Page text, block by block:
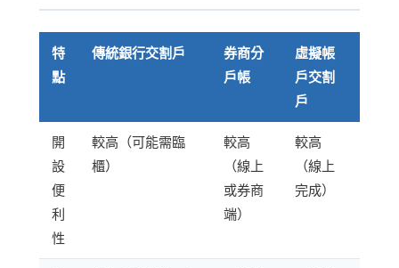
特
點
傳統銀行交割戶
券商分
戶帳
虛擬帳
戶交割
戶
開
設
便
利
性
較高（可能需臨
櫃）
較高
（線上
或券商
端）
較高
（線上
完成）